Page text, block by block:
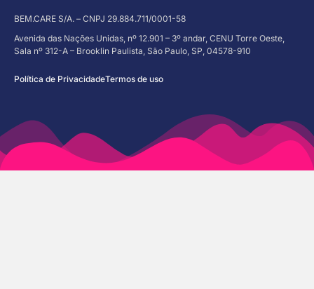
BEM.CARE S/A. – CNPJ 29.884.711/0001-58
Avenida das Nações Unidas, nº 12.901 – 3º andar, CENU Torre Oeste,
Sala nº 312-A – Brooklin Paulista, São Paulo, SP, 04578-910
Política de PrivacidadeTermos de uso